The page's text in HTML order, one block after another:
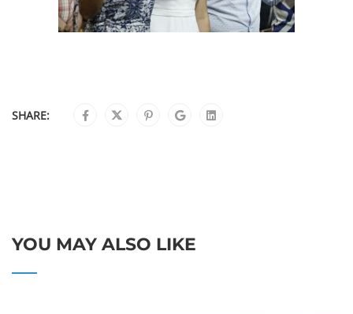
SHARE:
YOU MAY ALSO LIKE